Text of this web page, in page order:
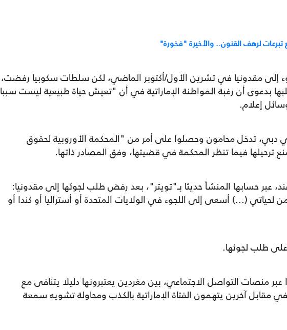
لرهف القنون.. والأخيرة "فخورة"
إلى مقدونيا في تشرين الأول/أكتوبر الماضي، لكن سلطات سكوبيا رفضت،
طلبها بدعوى أن رغبة المواطنة الإماراتية في أن "تعيش حياة طبيعية ليست سببا
إعلام.
دبي، تدخل محامون وحصلوا على أمر من "المحكمة الأوروبية لحقوق
ترحيلها فيما تنظر المحكمة في قضيتها، وفق المصادر ذاتها.
عبر حسابها المنشأ حديثا بـ"تويتر"، بعد رفض طلب لجوئها إلى مقدونيا:
"ساعدوني في إيجاد مكان أمن لحياتي‎ (...) أسعى إلى اللجوء في الولايات المتحدة أو أستراليا أو كندا أو
طلب لجوئها.
منصات التواصل الاجتماعي، بين مغردين يعتبرونها دليلا يتنافى مع
مقابل آخرين يتهمون الفتاة الإماراتية بالكذب ومحاولة تشويه سمعة